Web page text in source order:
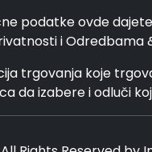
podatke ovde
i Odredbama
trgovanja koje
da izabere i odluči